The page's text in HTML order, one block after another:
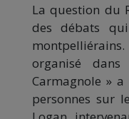
La question du
des débats
organisé
Carmagnole »
personnes sur